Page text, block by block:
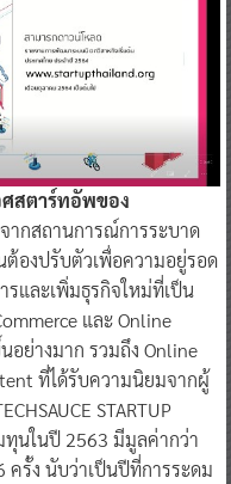
ศสตาร์ทอัพของ
ากสถานการณ์การระบาด
ต้องปรับตัวเพื่อความอยู่รอด
และเพิ่มธุรกิจใหม่ที่เป็น
และ Online
อย่างมาก รวมถึง Online
ที่ได้รับความนิยมจากผู้
STARTUP
มทุนในปี 2563 มีมูลค่ากว่า
ครั้ง นับว่าเป็นปีที่การระดม